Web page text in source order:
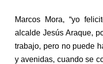
Marcos Mora, “yo
alcalde Jesús Araque,
trabajo, pero no puede
y avenidas, cuando se